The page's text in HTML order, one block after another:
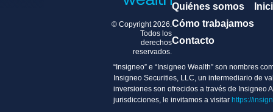
© Copyright 2026.
Todos los
derechos
reservados.
Quiénes somos
Cómo trabajamos
Contacto
“Insigneo” e “Insigneo Wealth” son nombres
Insigneo Securities, LLC, un intermediario de
inversiones son ofrecidos a través de Insigneo
jurisdicciones, le invitamos a visitar https://